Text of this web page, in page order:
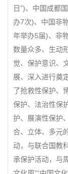
日”)、中国成都
办7次)、中国非
年举办5届)、非
数量众多、生动
觉、保护意识、
展、深入进行奠
了抢救性保护、
保护、法治性保
护、展演性保护
合、立体、多元
动，与联合国教
承保护活动，与